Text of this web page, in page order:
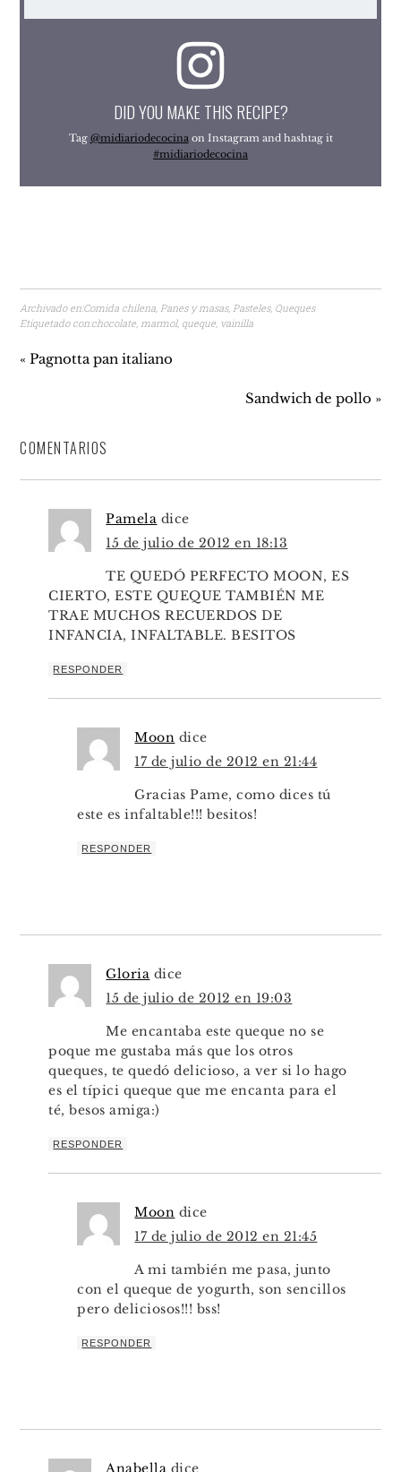
DID YOU MAKE THIS RECIPE?
Tag @midiariodecocina on Instagram and hashtag it
#midiariodecocina
Archivado en:Comida chilena,Panes y masas,Pasteles, Queques
Etiquetado con:chocolate,marmol, queque, vainilla
« Pagnotta pan italiano
Sandwich de pollo »
COMENTARIOS
Pamela dice
15 de julio de 2012 en 18:13
TE QUEDÓ PERFECTO MOON, ES
CIERTO, ESTE QUEQUE TAMBIÉN ME
TRAE MUCHOS RECUERDOS DE
INFANCIA, INFALTABLE. BESITOS
RESPONDER
Moon dice
17 de julio de 2012 en 21:44
Gracias Pame, como dices tú
este es infaltable!!! besitos!
RESPONDER
Gloria dice
15 de julio de 2012 en 19:03
Me encantaba este queque no se
poque me gustaba más que los otros
queques, te quedó delicioso, a ver si lo hago
es el típici queque que me encanta para el
té, besos amiga:)
RESPONDER
Moon dice
17 de julio de 2012 en 21:45
A mi también me pasa, junto
con el queque de yogurth, son sencillos
pero deliciosos!!! bss!
RESPONDER
Anabella dice